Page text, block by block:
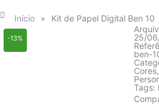
Início » Kit de Papel Digital Ben 10
-13%
25/
ben-
Cores,
Tags: